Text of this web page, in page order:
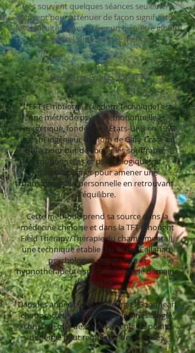
Très souvent quelques séances seulement
suffisent pour atténuer de façon significative
les difficultés et retrouver un bien-être global
(corporel, émotionnel, mental).
Origine de l'EFT
L'EFT (Emotional Freedom Technique) est
une méthode psycho-émotionnelle et
énergétique, fondée aux États-Unis en 1993
par un ingénieur du nom de Gary Craig, et
qui a pour but de libérer les souffrances
émotionnelles et psychologiques et
d'accompagner pour amener une
transformation personnelle en retrouvant
l'équilibre.
Cette méthode prend sa source dans la
médecine chinoise et dans la TFT (Thought
Field Therapy/Thérapie du champ mental),
une technique établie par Roger Callahan,
psychologue cognitiviste et
hypnothérapeute spécialisé dans le domaine
des phobies.
Dans les années 60 le Dr Georges Goodheart
chiropracteur et « père » de la kinésiologie,
constate que des tapotements de points
d’énergie peut remplacer des aiguilles.